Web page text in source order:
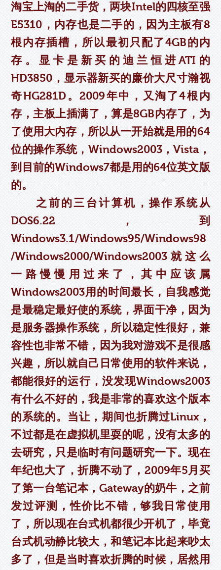
淘宝上淘的二手货，两块Intel的四核至强
E5310，内存也是二手的，因为主板有8
根内存插槽，所以最初只配了4GB的内
存。显卡是新买的迪兰恒进ATI的
HD3850，显示器新买的廉价大尺寸瀚视
奇HG281D。2009年中，又淘了4根内
存，主板上插满了，算是8GB内存了，为
了使用大内存，所以从一开始就是用的64
位的操作系统，Windows2003，Vista，
到目前的Windows7都是用的64位英文版
的。
之前的三台计算机，操作系统从
DOS6.22，到
Windows3.1/Windows95/Windows98
/Windows2000/Windows2003就这么
一路慢慢用过来了，其中应该属
Windows2003用的时间最长，自我感觉
是最稳定最好使的系统，界面干净，因为
是服务器操作系统，所以稳定性很好，兼
容性也非常不错，因为我对游戏不是很感
兴趣，所以就自己日常使用的软件来说，
都能很好的运行，没发现Windows2003
有什么不好的，我是非常的喜欢这个版本
的系统的。当让，期间也折腾过Linux，
不过都是在虚拟机里耍的呢，没有太多的
去研究，只是临时有问题研究一下。现在
年纪也大了，折腾不动了，2009年5月买
了第一台笔记本，Gateway的奶牛，之前
发过评测，性价比不错，够我日常使用
了，所以现在台式机都很少开机了，毕竟
台式机动静比较大，和笔记本比起来吵太
多了，但是当时喜欢折腾的时候，居然用